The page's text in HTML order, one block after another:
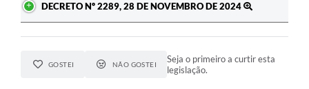
DECRETO Nº 2289, 28 DE NOVEMBRO DE 2024
GOSTEI NÃO GOSTEI
Seja o primeiro a curtir esta
legislação.